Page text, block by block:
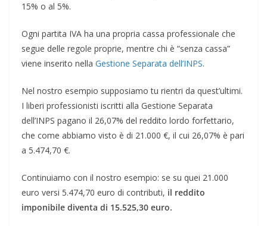
15% o al 5%.
Ogni partita IVA ha una propria cassa professionale che
segue delle regole proprie, mentre chi è “senza cassa”
viene inserito nella Gestione Separata dell’INPS.
Nel nostro esempio supposiamo tu rientri da quest’ultimi.
I liberi professionisti iscritti alla Gestione Separata
dell’INPS pagano il 26,07% del reddito lordo forfettario,
che come abbiamo visto è di 21.000 €, il cui 26,07% è pari
a 5.474,70 €.
Continuiamo con il nostro esempio: se su quei 21.000
euro versi 5.474,70 euro di contributi, il reddito
imponibile diventa di 15.525,30 euro.